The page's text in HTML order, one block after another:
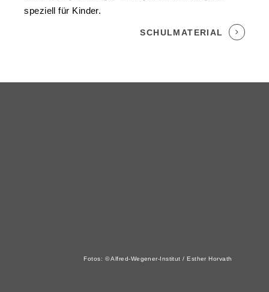
speziell für Kinder.
SCHULMATERIAL
Fotos: © Alfred-Wegener-Institut / Esther Horvath